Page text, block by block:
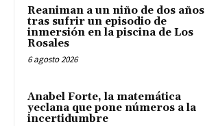
Reaniman a un niño de dos años
tras sufrir un episodio de
inmersión en la piscina de Los
Rosales
6 agosto 2026
Anabel Forte, la matemática
yeclana que pone números a la
incertidumbre